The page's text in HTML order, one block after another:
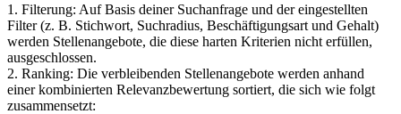
1. Filterung: Auf Basis deiner Suchanfrage und der eingestellten
Filter (z. B. Stichwort, Suchradius, Beschäftigungsart und Gehalt)
werden Stellenangebote, die diese harten Kriterien nicht erfüllen,
ausgeschlossen.
2. Ranking: Die verbleibenden Stellenangebote werden anhand
einer kombinierten Relevanzbewertung sortiert, die sich wie folgt
zusammensetzt: